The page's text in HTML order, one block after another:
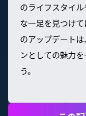
のライフスタイ
な一足を見つけ
のアップデート
ンとしての魅力
う。